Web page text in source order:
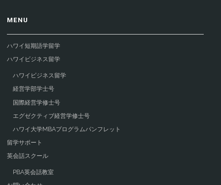
MENU
ハワイ短期語学留学
ハワイビジネス留学
ハワイビジネス留学
経営学部学士号
国際経営学修士号
エグゼクティブ経営学修士号
ハワイ大学MBAプログラムパンフレット
留学サポート
英会話スクール
PBA英会話教室